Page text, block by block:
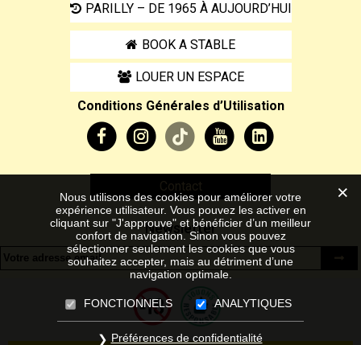
PARILLY – DE 1965 À AUJOURD’HUI
BOOK A STABLE
LOUER UN ESPACE
Conditions Générales d’Utilisation
Contact
Newsletter
Nous utilisons des cookies pour améliorer votre
expérience utilisateur. Vous pouvez les activer en
cliquant sur "J'approuve" et bénéficier d’un meilleur
confort de navigation. Sinon vous pouvez
sélectionner seulement les cookies que vous
souhaitez accepter, mais au détriment d’une
navigation optimale.
FONCTIONNELS ANALYTIQUES
Préférences de confidentialité